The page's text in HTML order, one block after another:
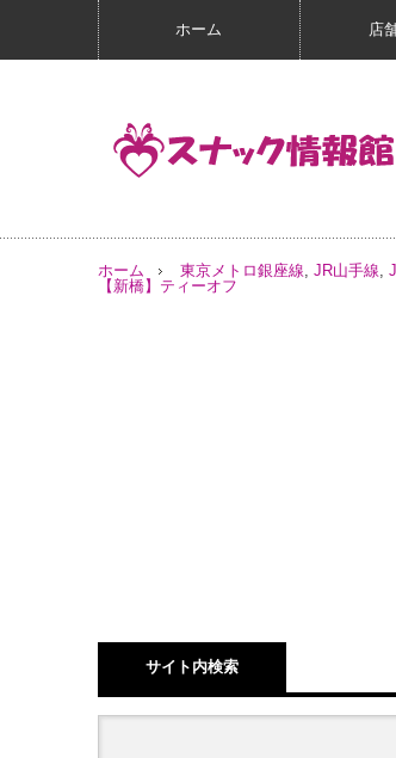
ホーム 店
ホーム 東京メトロ銀座線, JR山手線,
【新橋】ティーオフ
サイト内検索